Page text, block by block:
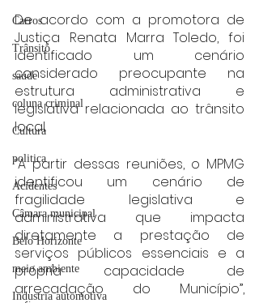
Carros
Trânsito
saúde
coluna criminal
Cultura
politica
Acidentes
Câmara municipal
Belo Horizonte
meio ambiente
Industria automotiva
De acordo com a promotora de
Justiça Renata Marra Toledo, foi
identificado um cenário
considerado preocupante na
estrutura administrativa e
legislativa relacionada ao trânsito
local.
“A partir dessas reuniões, o MPMG
identificou um cenário de
fragilidade legislativa e
administrativa que impacta
diretamente a prestação de
serviços públicos essenciais e a
própria capacidade de
arrecadação do Município”,